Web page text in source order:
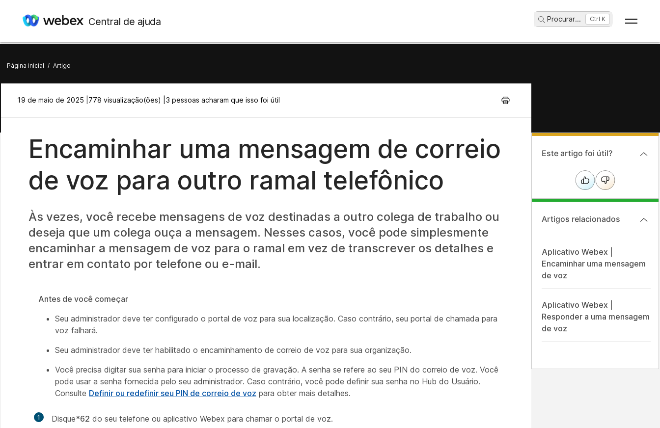
Central de ajuda Procurar... Ctrl K
Página inicial / Artigo
19 de maio de 2025 | 778 visualização(ões) | 3 pessoas acharam que isso foi útil
Encaminhar uma mensagem de correio
de voz para outro ramal telefônico
Às vezes, você recebe mensagens de voz destinadas a outro colega de trabalho ou
deseja que um colega ouça a mensagem. Nesses casos, você pode simplesmente
encaminhar a mensagem de voz para o ramal em vez de transcrever os detalhes e
entrar em contato por telefone ou e-mail.
Antes de você começar
Seu administrador deve ter configurado o portal de voz para sua localização. Caso contrário, seu portal de chamada para
voz falhará.
Seu administrador deve ter habilitado o encaminhamento de correio de voz para sua organização.
Você precisa digitar sua senha para iniciar o processo de gravação. A senha se refere ao seu PIN do correio de voz. Você
pode usar a senha fornecida pelo seu administrador. Caso contrário, você pode definir sua senha no Hub do Usuário.
Consulte Definir ou redefinir seu PIN de correio de voz para obter mais detalhes.
1 Disque*62 do seu telefone ou aplicativo Webex para chamar o portal de voz.
Este artigo foi útil?
Artigos relacionados
Aplicativo Webex |
Encaminhar uma mensagem
de voz
Aplicativo Webex |
Responder a uma mensagem
de voz